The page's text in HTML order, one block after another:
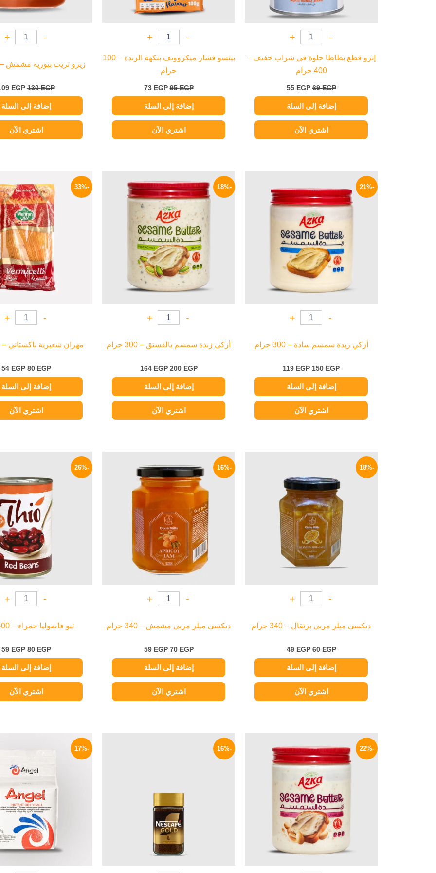
-
+
إنزو قطع بطاطا حلوة في شراب خفيف –
400 جرام
69EGP
55 EGP
إضافة إلى السلة
اشتري الآن
-
+
بيتسو فشار ميكروويف بنكهة الزبدة – 100
جرام
95EGP
73 EGP
إضافة إلى السلة
اشتري الآن
-
+
زيرو تريت بيورية مشمش – 180
130EGP
EGP
إضافة إلى السلة
اشتري الآن
-21%
-
+
أزكي زبدة سمسم سادة – 300 جرام
150EGP
هو:
150 EGP.
119 EGP
هو:
119 EGP.
إضافة إلى السلة
اشتري الآن
-18%
-
+
أزكي زبدة سمسم بالفستق – 300 جرام
200EGP
الأصلي
هو:
200 EGP.
164 EGP
الحالي
هو:
164 EGP.
إضافة إلى السلة
اشتري الآن
-33%
-
+
مهران شعيرية باكستاني – 150 جرام
80EGP
الأصلي
هو:
80 EGP.
54 EGP
إضافة إلى السلة
اشتري الآن
-18%
-
+
ديكسي ميلز مربي برتقال – 340 جرام
60EGP
60 EGP.
49 EGP
49 EGP.
إضافة إلى السلة
اشتري الآن
-16%
-
+
ديكسي ميلز مربي مشمش – 340 جرام
70EGP
الأصلي
70 EGP.
59 EGP
59 EGP.
إضافة إلى السلة
اشتري الآن
-26%
-
+
ثيو فاصوليا حمراء – 400 جرام
80EGP
80 EGP.
59 EGP
إضافة إلى السلة
اشتري الآن
-22%
الأصلي
هو:
190 EGP.
الحالي
هو:
149 EGP.
-16%
-17%